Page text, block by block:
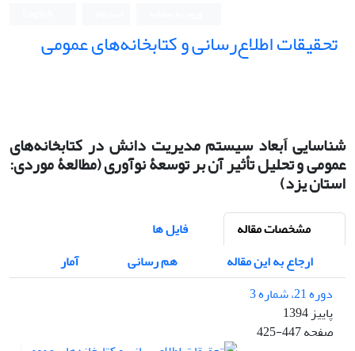
تحقیقات اطلاع‌رسانی و کتابخانه‌های عمومی
شناسایی اَبعاد سیستم مدیریت دانش در کتابخانه‌های
عمومی و تحلیل تأثیر آن بر توسعۀ نوآوری (مطالعۀ موردی:
استان یزد)
مشخصات مقاله
فایل ها
ارجاع به این مقاله
هم رسانی
آمار
دوره 21، شماره 3
پاییز 1394
صفحه425-447